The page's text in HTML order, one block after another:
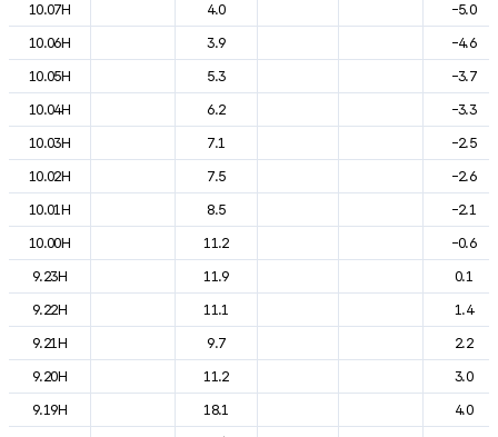
10.07H
4.0
-5.0
10.06H
3.9
-4.6
10.05H
5.3
-3.7
10.04H
6.2
-3.3
10.03H
7.1
-2.5
10.02H
7.5
-2.6
10.01H
8.5
-2.1
10.00H
11.2
-0.6
9.23H
11.9
0.1
9.22H
11.1
1.4
9.21H
9.7
2.2
9.20H
11.2
3.0
9.19H
18.1
4.0